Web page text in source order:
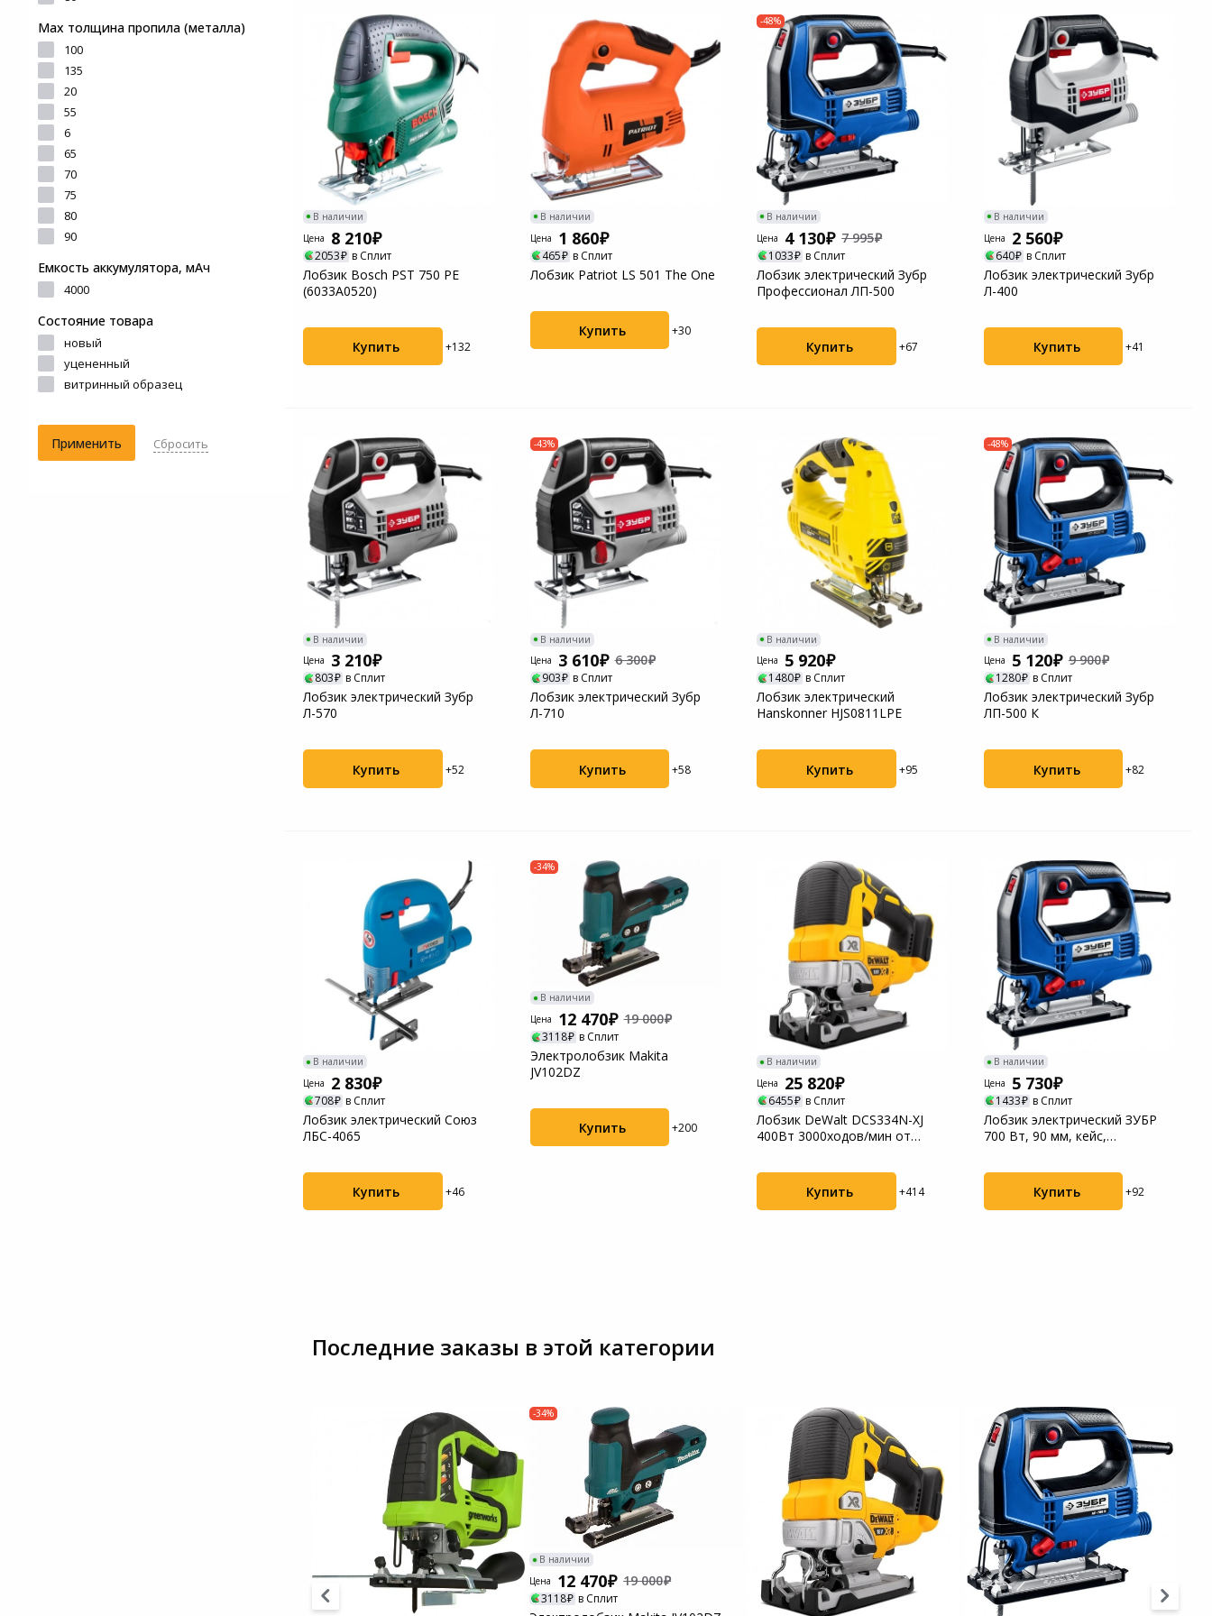
Мах толщина пропила (металла)
100
135
20
55
6
65
70
75
80
90
Емкость аккумулятора, мАч
4000
Состояние товара
новый
уцененный
витринный образец
Применить Сбросить
В наличии
Цена
8 210
2053 в Сплит
Лобзик Bosch PST 750 PE
(6033A0520)
Купить +132
В наличии
Цена
1 860
465 в Сплит
Лобзик Patriot LS 501 The One
Купить +30
-48%
В наличии
Цена
4 130 7 995
1033 в Сплит
Лобзик электрический Зубр
Профессионал ЛП-500
Купить +67
В наличии
Цена
2 560
640 в Сплит
Лобзик электрический Зубр
Л-400
Купить +41
В наличии
Цена
3 210
803 в Сплит
Лобзик электрический Зубр
Л-570
Купить +52
-43%
В наличии
Цена
3 610 6 300
903 в Сплит
Лобзик электрический Зубр
Л-710
Купить +58
В наличии
Цена
5 920
1480 в Сплит
Лобзик электрический
Hanskonner HJS0811LPE
Купить +95
-48%
В наличии
Цена
5 120 9 900
1280 в Сплит
Лобзик электрический Зубр
ЛП-500 К
Купить +82
В наличии
Цена
2 830
708 в Сплит
Лобзик электрический Союз
ЛБС-4065
Купить +46
-34%
В наличии
Цена
12 470 19 000
3118 в Сплит
Электролобзик Makita
JV102DZ
Купить +200
В наличии
Цена
25 820
6455 в Сплит
Лобзик DeWalt DCS334N-XJ
400Вт 3000ходов/мин от
Купить +414
В наличии
Цена
5 730
1433 в Сплит
Лобзик электрический ЗУБР
700 Вт, 90 мм, кейс,
Купить +92
Последние заказы в этой категории
-34%
В наличии
Цена
12 470 19 000
3118 в Сплит
Пылесосы садовые
Системы
видеонаблюдения
Уцененные товары